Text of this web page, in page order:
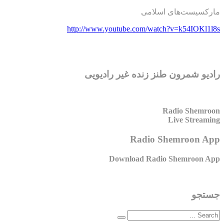
مارکسیست‌های اسلامی
http://www.youtube.com/watch?v=k54IOKl1l8s
رادیو شمرون طنز زنده غیر رادیویی
Radio Shemroon
Live Streaming
Radio Shemroon App
Download Radio Shemroon App
جستجو